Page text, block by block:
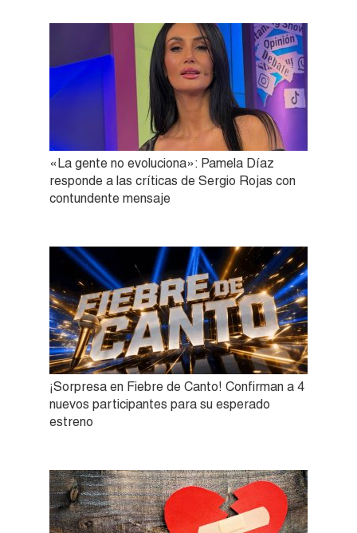
«La gente no evoluciona»: Pamela Díaz
responde a las críticas de Sergio Rojas con
contundente mensaje
¡Sorpresa en Fiebre de Canto! Confirman a 4
nuevos participantes para su esperado
estreno